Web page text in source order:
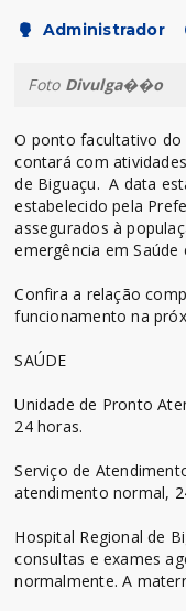
Administrador
Foto Divulga��o
O ponto facultativo do
contará com
de Biguaçu. A data
estabelecido pela
assegurados à
emergência em
Confira a relação
funcionamento na
SAÚDE
Unidade de Pronto
24 horas.
Serviço de
atendimento normal,
Hospital Regional de
consultas e exames
normalmente. A